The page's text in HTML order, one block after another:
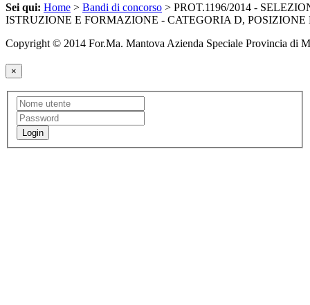
Sei qui: Home > Bandi di concorso > PROT.1196/2014 -
ISTRUZIONE E FORMAZIONE - CATEGORIA D,
Copyright © 2014 For.Ma. Mantova Azienda Speciale Provincia di
×
Login